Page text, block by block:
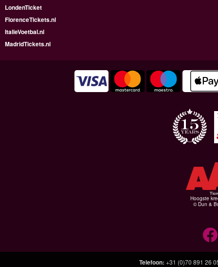
LondenTicket
FlorenceTickets.nl
ItalieVoetbal.nl
MadridTickets.nl
Hoogste
© Dun &
Telefoon: +31 (0)70 891 26